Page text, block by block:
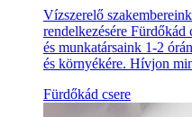
Vízszerelő
rendelkezésére
és munkatársaink 1-2
és környékére. Hívjon
Fürdőkád csere